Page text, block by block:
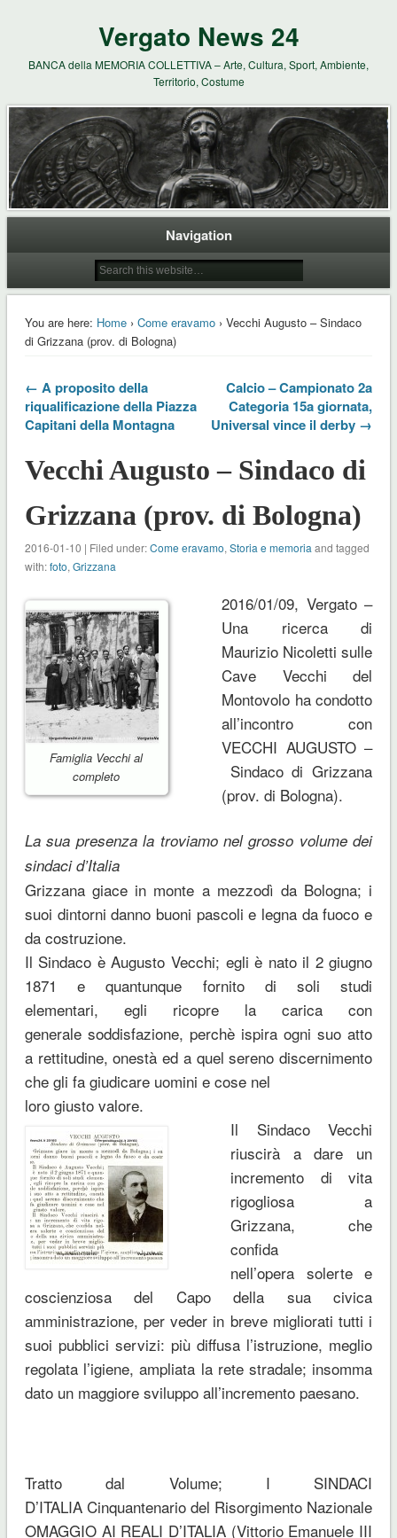
Vergato News 24
BANCA della MEMORIA COLLETTIVA – Arte, Cultura, Sport, Ambiente,
Territorio, Costume
Navigation
You are here: Home› Come eravamo› Vecchi Augusto – Sindaco
di Grizzana (prov. di Bologna)
← A proposito della
riqualificazione della Piazza
Capitani della Montagna
Calcio – Campionato 2a
Categoria 15a giornata,
Universal vince il derby →
Vecchi Augusto – Sindaco di
Grizzana (prov. di Bologna)
2016-01-10 | Filed under:Come eravamo, Storia e memoria and tagged
with:foto, Grizzana
Famiglia Vecchi al
completo
2016/01/09, Vergato –
Una ricerca di
Maurizio Nicoletti sulle
Cave Vecchi del
Montovolo ha condotto
all’incontro con
VECCHI AUGUSTO –
Sindaco di Grizzana
(prov. di Bologna).
La sua presenza la troviamo nel grosso volume dei
sindaci d’Italia
Grizzana giace in monte a mezzodì da Bologna; i
suoi dintorni danno buoni pascoli e legna da fuoco e
da costruzione.
Il Sindaco è Augusto Vecchi; egli è nato il 2 giugno
1871 e quantunque fornito di soli studi
elementari, egli ricopre la carica con
generale soddisfazione, perchè ispira ogni suo atto
a rettitudine, onestà ed a quel sereno discernimento
che gli fa giudicare uomini e cose nel
loro giusto valore.
Il Sindaco Vecchi
riuscirà a dare un
incremento di vita
rigogliosa a
Grizzana, che
confida
nell’opera solerte e
coscienziosa del Capo della sua civica
amministrazione, per veder in breve migliorati tutti i
suoi pubblici servizi: più diffusa l’istruzione, meglio
regolata l’igiene, ampliata la rete stradale; insomma
dato un maggiore sviluppo all’incremento paesano.
Tratto dal Volume; I SINDACI
D’ITALIA Cinquantenario del Risorgimento Nazionale
OMAGGIO AI REALI D’ITALIA (Vittorio Emanuele III